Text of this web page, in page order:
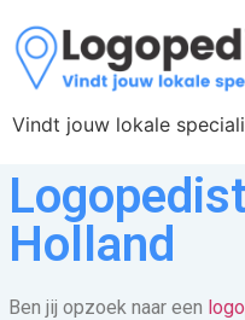
Vindt jouw lokale
Holland
Ben jij opzoek naar een